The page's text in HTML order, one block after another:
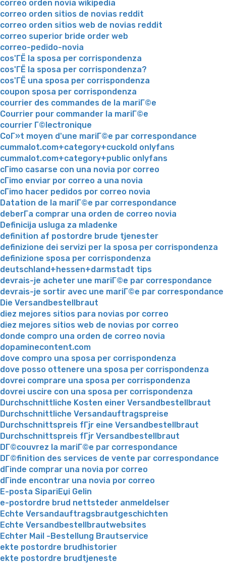
correo orden novia wikipedia
correo orden sitios de novias reddit
correo orden sitios web de novias reddit
correo superior bride order web
correo-pedido-novia
cos'ГЁ la sposa per corrispondenza
cos'ГЁ la sposa per corrispondenza?
cos'ГЁ una sposa per corrispondenza
coupon sposa per corrispondenza
courrier des commandes de la mariГ©e
Courrier pour commander la mariГ©e
courrier Г©lectronique
CoГ»t moyen d'une mariГ©e par correspondance
cummalot.com+category+cuckold onlyfans
cummalot.com+category+public onlyfans
cГіmo casarse con una novia por correo
cГіmo enviar por correo a una novia
cГіmo hacer pedidos por correo novia
Datation de la mariГ©e par correspondance
deberГ­a comprar una orden de correo novia
Definicija usluga za mladenke
definition af postordre brude tjenester
definizione dei servizi per la sposa per corrispondenza
definizione sposa per corrispondenza
deutschland+hessen+darmstadt tips
devrais-je acheter une mariГ©e par correspondance
devrais-je sortir avec une mariГ©e par correspondance
Die Versandbestellbraut
diez mejores sitios para novias por correo
diez mejores sitios web de novias por correo
donde compro una orden de correo novia
dopaminecontent.com
dove compro una sposa per corrispondenza
dove posso ottenere una sposa per corrispondenza
dovrei comprare una sposa per corrispondenza
dovrei uscire con una sposa per corrispondenza
Durchschnittliche Kosten einer Versandbestellbraut
Durchschnittliche Versandauftragspreise
Durchschnittspreis fГјr eine Versandbestellbraut
Durchschnittspreis fГјr Versandbestellbraut
DГ©couvrez la mariГ©e par correspondance
DГ©finition des services de vente par correspondance
dГіnde comprar una novia por correo
dГіnde encontrar una novia por correo
E-posta SipariЕџi Gelin
e-postordre brud nettsteder anmeldelser
Echte Versandauftragsbrautgeschichten
Echte Versandbestellbrautwebsites
Echter Mail -Bestellung Brautservice
ekte postordre brudhistorier
ekte postordre brudtjeneste